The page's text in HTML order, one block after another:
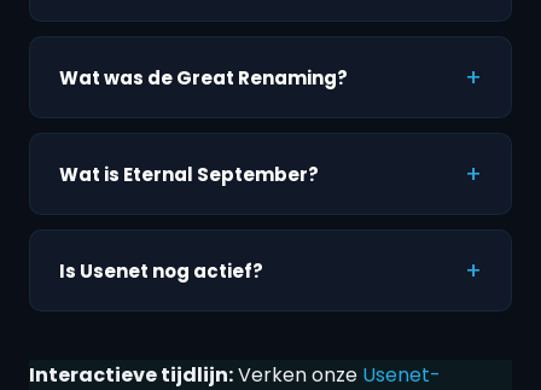
Wat was de Great Renaming?
Wat is Eternal September?
Is Usenet nog actief?
Interactieve tijdlijn:Verken onze Usenet-